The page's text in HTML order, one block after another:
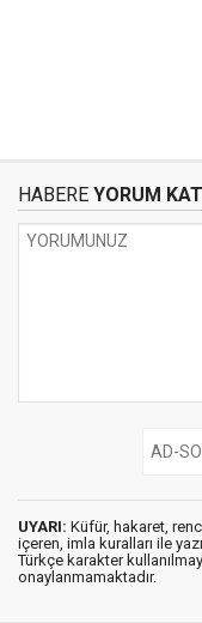
HABERE YORUM KAT
UYARI: Küfür, hakaret,
içeren, imla kuralları ile
Türkçe karakter
onaylanmamaktadır.